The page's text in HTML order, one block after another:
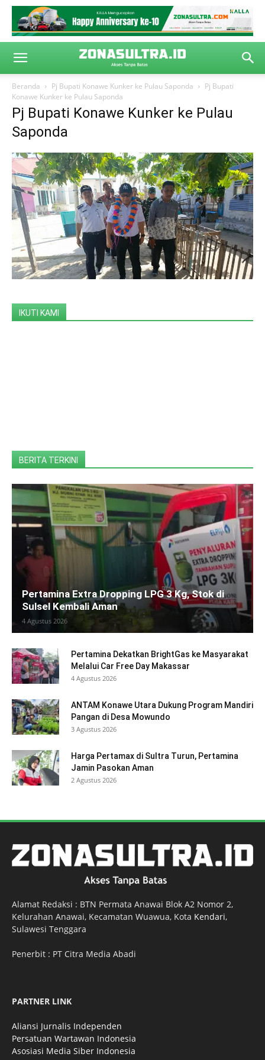
Beranda Pj Bupati Konawe Kunker ke Pulau Saponda
Pj Bupati
Konawe Kunker ke Pulau Saponda
Pj Bupati Konawe Kunker ke Pulau
Saponda
IKUTI KAMI
BERITA TERKINI
Pertamina Extra Dropping LPG 3 Kg, Stok di
Sulsel Kembali Aman
4 Agustus 2026
Pertamina Dekatkan BrightGas ke Masyarakat
Melalui Car Free Day Makassar
4 Agustus 2026
ANTAM Konawe Utara Dukung Program Mandiri
Pangan di Desa Mowundo
3 Agustus 2026
Harga Pertamax di Sultra Turun, Pertamina
Jamin Pasokan Aman
2 Agustus 2026
Alamat Redaksi : BTN Permata Anawai Blok A2 Nomor 2,
Kelurahan Anawai, Kecamatan Wuawua, Kota Kendari,
Sulawesi Tenggara
Penerbit : PT Citra Media Abadi
PARTNER LINK
Aliansi Jurnalis Independen
Persatuan Wartawan Indonesia
Asosiasi Media Siber Indonesia